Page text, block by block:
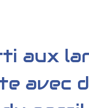
aux
avec